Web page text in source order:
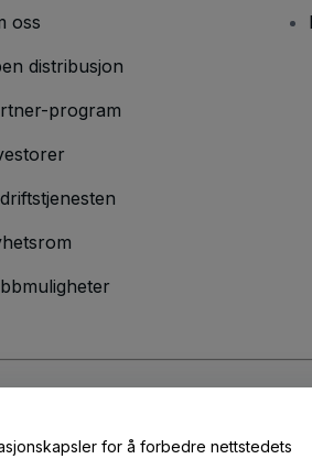
oss
distribusjon
program
for å forbedre nettstedets